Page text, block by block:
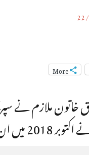
More
استحصال کیا تھا۔